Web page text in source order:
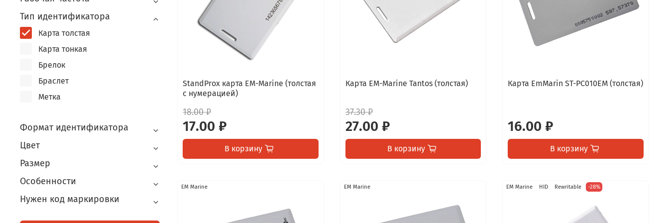
StandProx карта EM-Marine (толстая
с нумерацией)
18.00 ₽
17.00 ₽
В корзину
Карта EM-Marine Tantos (толстая)
37.30 ₽
27.00 ₽
В корзину
Карта EmMarin ST-PC010EM (толстая)
16.00 ₽
В корзину
EM Marine EM Marine EM Marine HID Rewritable -28%
Тип идентификатора
Карта толстая
Карта тонкая
Брелок
Браслет
Метка
Формат идентификатора
Цвет
Размер
Особенности
Нужен код маркировки